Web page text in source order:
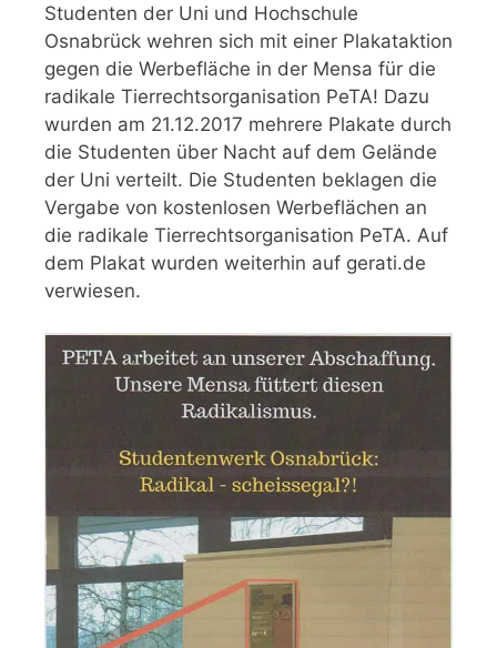
Studenten der Uni und Hochschule
Osnabrück wehren sich mit einer Plakataktion
gegen die Werbefläche in der Mensa für die
radikale Tierrechtsorganisation PeTA! Dazu
wurden am 21.12.2017 mehrere Plakate durch
die Studenten über Nacht auf dem Gelände
der Uni verteilt. Die Studenten beklagen die
Vergabe von kostenlosen Werbeflächen an
die radikale Tierrechtsorganisation PeTA. Auf
dem Plakat wurden weiterhin auf gerati.de
verwiesen.